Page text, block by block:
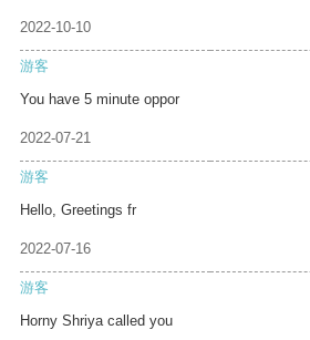
2022-10-10
游客
You have 5 minute oppor
2022-07-21
游客
Hello, Greetings fr
2022-07-16
游客
Horny Shriya called you